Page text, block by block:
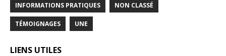
INFORMATIONS PRATIQUES NON CLASSÉ
TÉMOIGNAGES UNE
LIENS UTILES